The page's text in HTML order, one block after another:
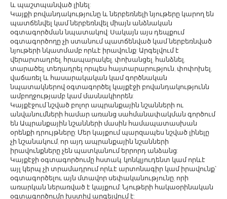
և պաշտպանված լինել:
Կայքի բովանդակությունը և ներբեռնելի նյութերը կարող են
պատճենվել կամ ներբեռնվել միայն անձնական
օգտագործման նպատակով: Սակայն այս դեպքում
օգտագործողը չի ստանում պատճենված կամ ներբեռնված
նյութերի նկատմամբ որևէ իրավունք: Արգելվում է
վերարտադրել, հրապարակել, փոխանցել, հանձնել,
տարածել, տեղադրել որպես հայտարարություն, փոփոխել,
վաճառել և հասարակական կամ գործնական
նպատակներով օգտագործել կայքէջի բովանդակությունն
ամբողջությամբ կամ մասնակիորեն:
Կայքէջում նշված բոլոր ապրանքային նշանների ու
անվանումների համար առանց սահմանափակման գործում
են Ապրանքային նշանների մասին համապատասխան
օրենքի դրույթները: Մեր կայքում պարզապես նշված լինելը
չի նշանակում, որ այդ ապրանքային նշանների
իրավունքները չեն պատկանում երրորդ անձանց:
Կայքէջի օգտագործումը հստակ, կոնկլյուդենտ կամ որևէ
այլ կերպ չի տրամադրում որևէ արտոնագիր կամ իրավունք՝
օգտագործելու այն մտավոր սեփականությունը, որի
առարկան ներառված է կայքում: Նյութերի հակաօրինական
օգտագործումը խստիվ արգելվում է: